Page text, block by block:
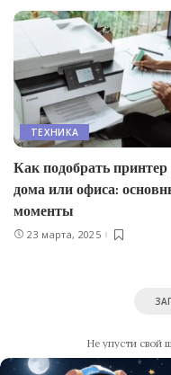
ТЕХНИКА
Как подобрать
дома или офиса:
моменты
23 марта, 2025
Не упусти свой